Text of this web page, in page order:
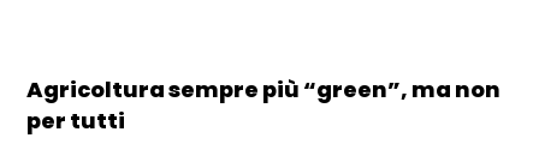
Agricoltura sempre più “green”, ma non
per tutti